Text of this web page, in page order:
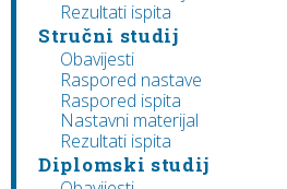
Rezultati ispita
Stručni studij
Obavijesti
Raspored nastave
Raspored ispita
Nastavni materijal
Rezultati ispita
Diplomski studij